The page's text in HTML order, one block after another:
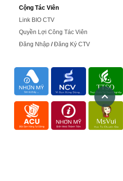
Cộng Tác Viên
Link BIO CTV
Quyền Lợi Công Tác Viên
Đăng Nhập /Đăng Ký CTV